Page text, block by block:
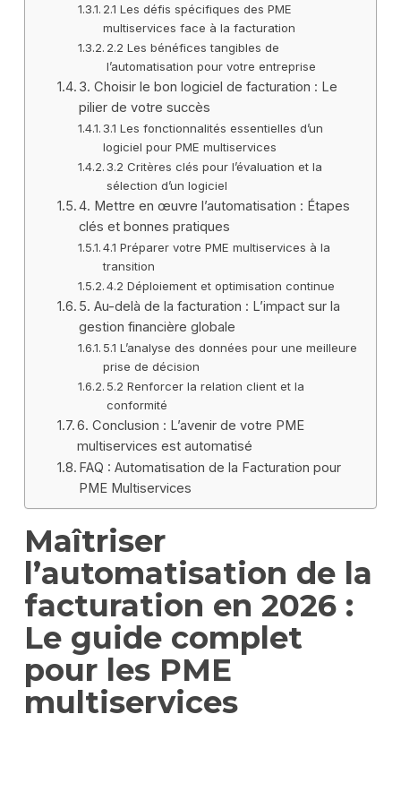
2.1 Les défis spécifiques des PME
multiservices face à la facturation
2.2 Les bénéfices tangibles de
l’automatisation pour votre entreprise
3. Choisir le bon logiciel de facturation : Le
pilier de votre succès
3.1 Les fonctionnalités essentielles d’un
logiciel pour PME multiservices
3.2 Critères clés pour l’évaluation et la
sélection d’un logiciel
4. Mettre en œuvre l’automatisation : Étapes
clés et bonnes pratiques
4.1 Préparer votre PME multiservices à la
transition
4.2 Déploiement et optimisation continue
5. Au-delà de la facturation : L’impact sur la
gestion financière globale
5.1 L’analyse des données pour une meilleure
prise de décision
5.2 Renforcer la relation client et la
conformité
6. Conclusion : L’avenir de votre PME
multiservices est automatisé
FAQ : Automatisation de la Facturation pour
PME Multiservices
Maîtriser
l’automatisation de la
facturation en 2026 :
Le guide complet
pour les PME
multiservices